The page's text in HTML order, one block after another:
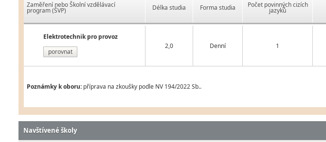
Zaměření nebo Školní vzdělávací
program (ŠVP)
Elektrotechnik pro provoz
porovnat
Délka studia Forma studia Počet povinných cizích
jazyků
2,0 Denní 1
Poznámky k oboru: příprava na zkoušky podle NV 194/2022 Sb..
Navštívené školy